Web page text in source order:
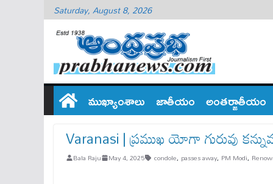
Saturday, August 8, 2026
ముఖ్యాంశాలు జాతీయం అంతర్జాతీయం
Varanasi | ప్రముఖ యోగా గురువు
Bala Raju May 4, 2025 condole, passes away, PM Modi,